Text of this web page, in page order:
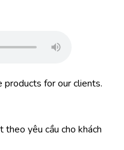
for our clients.
theo yêu cầu cho khách